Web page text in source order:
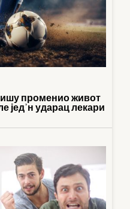
променио живот
једʾн ударац лекари